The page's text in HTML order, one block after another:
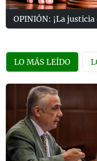
OPINIÓN: ¡La
LO MÁS LEÍDO